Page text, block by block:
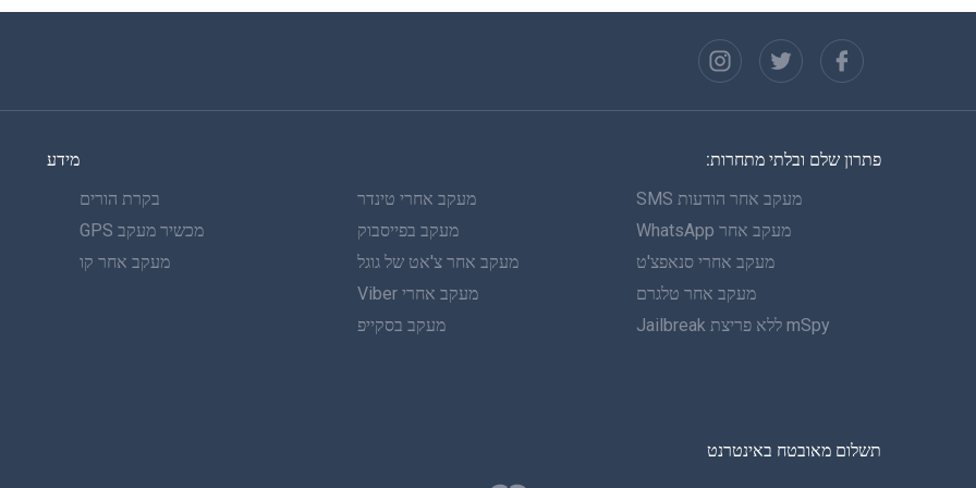
פתרון שלם ובלתי מתחרות:
מעקב אחר הודעות SMS
מעקב אחר WhatsApp
מעקב אחרי סנאפצ'ט
מעקב אחר טלגרם
mSpy ללא פריצת Jailbreak
מעקב אחרי טינדר
מעקב בפייסבוק
מעקב אחר צ'אט של גוגל
מעקב אחרי Viber
מעקב בסקייפ
בקרת הורים
מכשיר מעקב GPS
מעקב אחר קו
מידע
תשלום מאובטח באינטרנט